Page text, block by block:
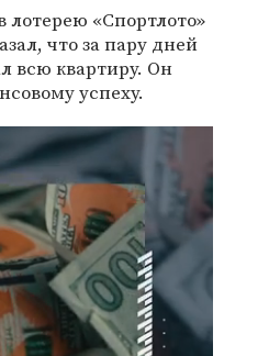
лотерею «Спортлото»
что за пару дней
всю квартиру. Он
успеху.